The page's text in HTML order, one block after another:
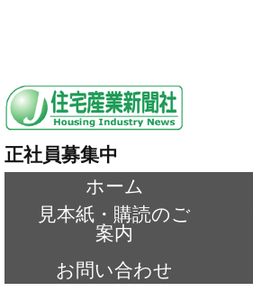
正社員募集中
ホーム
見本紙・購読のご
案内
お問い合わせ